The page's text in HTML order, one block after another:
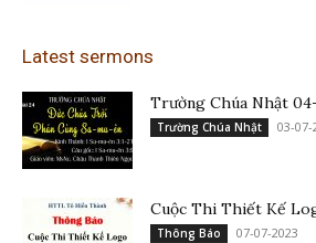
Latest sermons
Trường Chúa Nhật
Trường Chúa Nhật 03-07-
Cuộc Thi Thiết Kế
Thông Báo 07-07-2023